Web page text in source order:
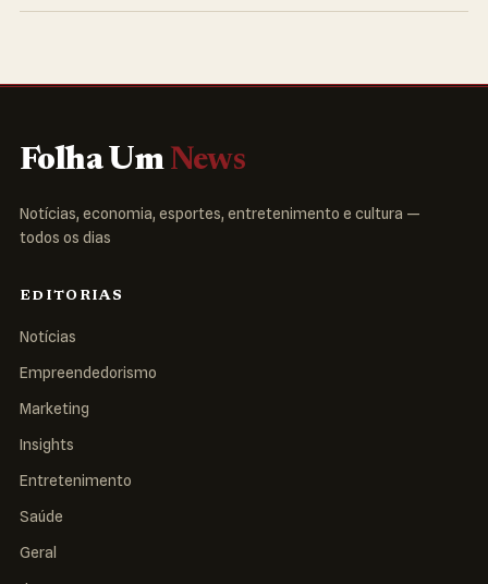
Folha Um News
Notícias, economia, esportes, entretenimento e cultura —
todos os dias
EDITORIAS
Notícias
Empreendedorismo
Marketing
Insights
Entretenimento
Saúde
Geral